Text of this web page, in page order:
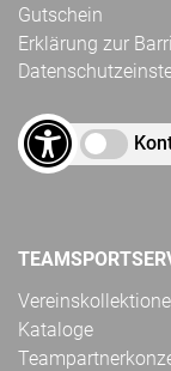
Gutschein
Erklärung zur
Kataloge